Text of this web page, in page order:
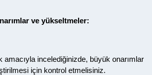
ve yükseltmeler:
amacıyla incelediğinizde, büyük onarımlar
için kontrol etmelisiniz.